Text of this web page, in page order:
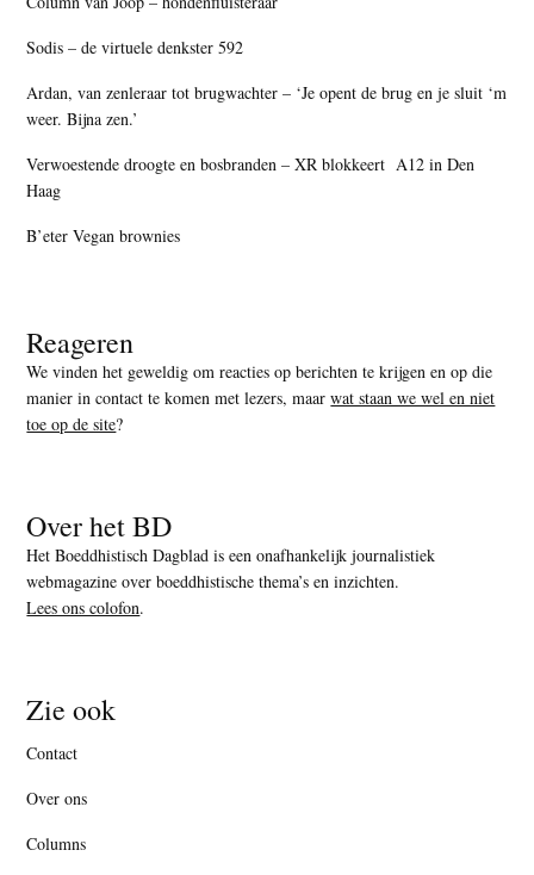
Sodis – de virtuele denkster 592
Ardan, van zenleraar tot brugwachter – ‘Je opent de brug en je sluit ‘m
weer. Bijna zen.’
Verwoestende droogte en bosbranden – XR blokkeert A12 in Den
Haag
B’eter Vegan brownies
Reageren
We vinden het geweldig om reacties op berichten te krijgen en op die
manier in contact te komen met lezers, maarwat staan we wel en niet
toe op de site?
Over het BD
Het Boeddhistisch Dagblad is een onafhankelijk journalistiek
webmagazine over boeddhistische thema’s en inzichten.
Lees ons colofon.
Zie ook
Contact
Over ons
Columns